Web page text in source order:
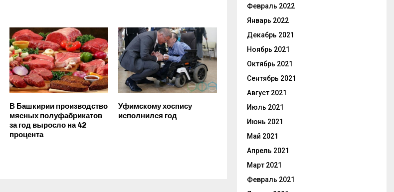
В Башкирии производство
мясных полуфабрикатов
за год выросло на 42
процента
Уфимскому хоспису
исполнился год
Февраль 2022
Январь 2022
Декабрь 2021
Ноябрь 2021
Октябрь 2021
Сентябрь 2021
Август 2021
Июль 2021
Июнь 2021
Май 2021
Апрель 2021
Март 2021
Февраль 2021